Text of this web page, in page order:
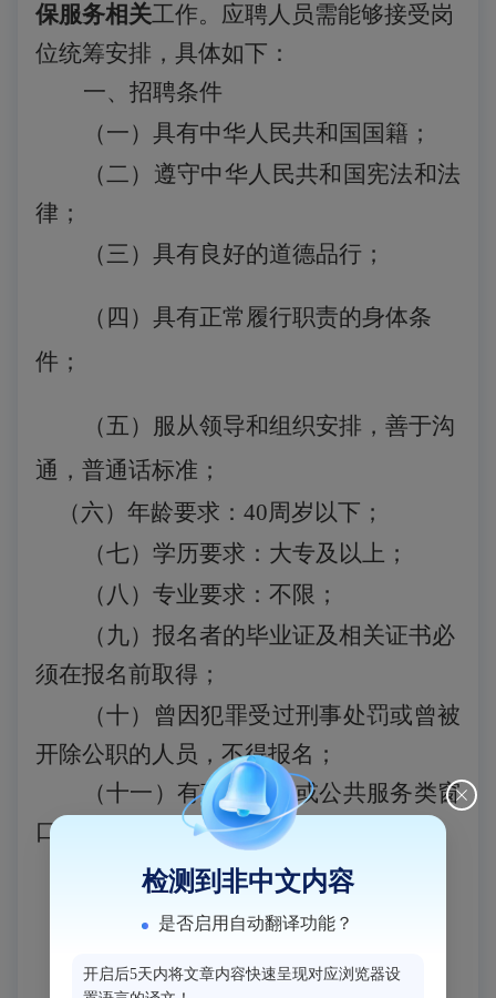
保服务相关工作。 应聘人员需能够接受岗
位统筹安排 ， 具体如下：
一、招聘条件
（一）具有中华人民共和国国籍；
（二）遵守中华人民共和国宪法和法
律；
（三）具有良好的道德品行；
（四）具有正常履行职责的身体条
件 ；
（五）服从领导和组织安排，善于沟
通，普通话标准；
（六）年龄要求： 40周岁以下 ；
（七）学历要求： 大专及以上；
（ 八 ）专业要求： 不限；
（ 九）报名者的毕业证及相关证书必
须在报名前取得；
（十）曾因犯罪受过刑事处罚或曾被
开除公职的人员，不得报名；
（十一）有政府部门或公共服务类窗
口工作经验优先。
二、招聘人数
拟招聘总人数2人。
1.报名时间：2025年12月4日至2025
检测到非中文内容
是否启用自动翻译功能？
开启后5天内将文章内容快速呈现对应浏览器设